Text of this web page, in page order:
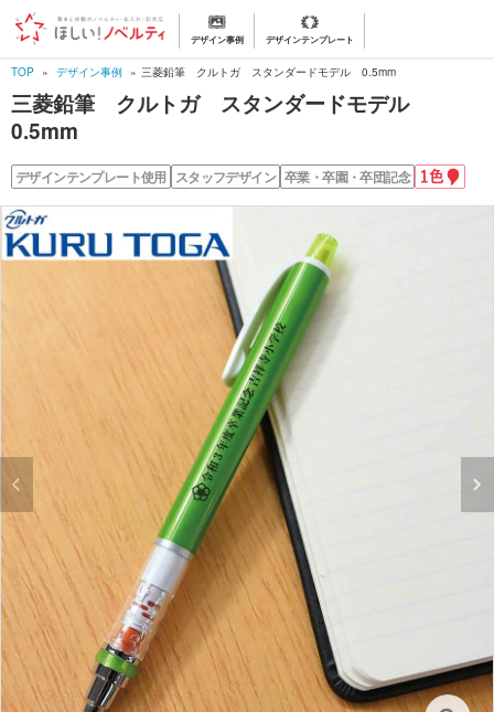
デザイン事例 デザインテンプレート
TOP デザイン事例 三菱鉛筆 クルトガ スタンダードモデル 0.5mm
三菱鉛筆 クルトガ スタンダードモデル
0.5mm
デザインテンプレート使用 スタッフデザイン 卒業・卒園・卒団記念1
色
名